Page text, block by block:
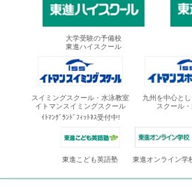
大学受験の予備校
東進ハイスクール
スイミングスクール・水泳教室
イトマンスイミングスクール
ｲﾄﾏﾝｸﾞﾗﾝﾄﾞﾌｨｯﾄﾈｽ受付中!
九州を中心と
スクール
東進こども英語塾 東進オンライン学